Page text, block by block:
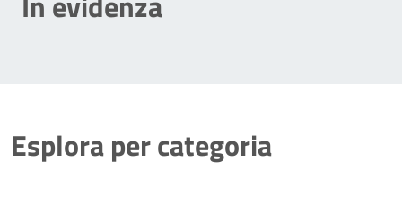
Esplora per categoria